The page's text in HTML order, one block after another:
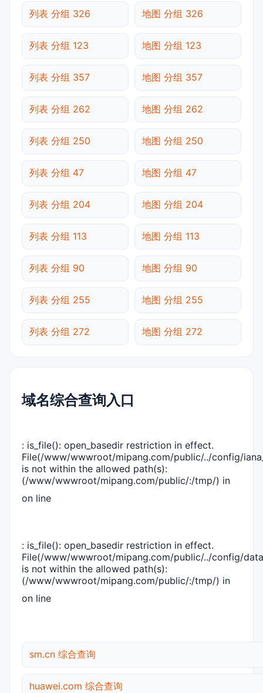
列表 分组 326 地图 分组 326
列表 分组 123 地图 分组 123
列表 分组 357 地图 分组 357
列表 分组 262 地图 分组 262
列表 分组 250 地图 分组 250
列表 分组 47 地图 分组 47
列表 分组 204 地图 分组 204
列表 分组 113 地图 分组 113
列表 分组 90 地图 分组 90
列表 分组 255 地图 分组 255
列表 分组 272 地图 分组 272
域名综合查询入口
: is_file(): open_basedir restriction in effect.
File(/www/wwwroot/mipang.com/public/../config/
is not within the allowed path(s):
(/www/wwwroot/mipang.com/public/:/tmp/) in
on line
: is_file(): open_basedir restriction in effect.
File(/www/wwwroot/mipang.com/public/../config/
is not within the allowed path(s):
(/www/wwwroot/mipang.com/public/:/tmp/) in
on line
sm.cn 综合查询
huawei.com 综合查询